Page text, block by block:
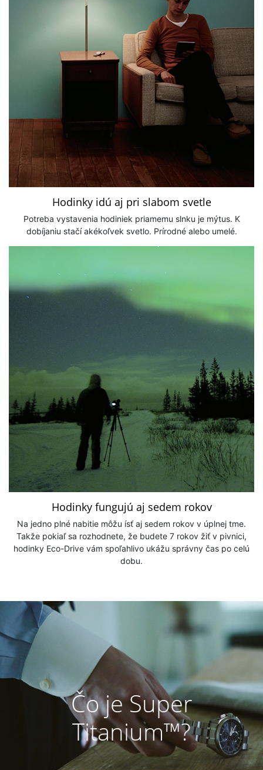
Hodinky idú aj pri slabom svetle
Potreba vystavenia hodiniek priamemu slnku je mýtus. K
dobíjaniu stačí akékoľvek svetlo. Prírodné alebo umelé.
Hodinky fungujú aj sedem rokov
Na jedno plné nabitie môžu ísť aj sedem rokov v úplnej tme.
Takže pokiaľ sa rozhodnete, že budete 7 rokov žiť v pivnici,
hodinky Eco-Drive vám spoľahlivo ukážu správny čas po celú
dobu.
Čo je Super
Titanium™?